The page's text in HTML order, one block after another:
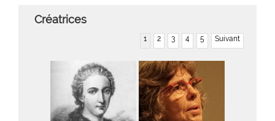
Créatrices
1 2 3 4 5 Suivant